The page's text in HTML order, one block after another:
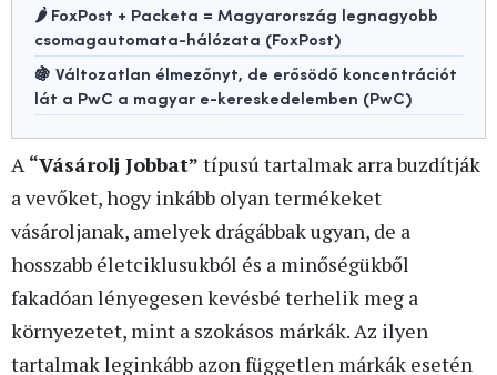
🌶️ FoxPost + Packeta = Magyarország legnagyobb
csomagautomata-hálózata (FoxPost)
🍇 Változatlan élmezőnyt, de erősödő koncentrációt
lát a PwC a magyar e-kereskedelemben (PwC)
A“Vásárolj Jobbat” típusú tartalmak arra buzdítják
a vevőket, hogy inkább olyan termékeket
vásároljanak, amelyek drágábbak ugyan, de a
hosszabb életciklusukból és a minőségükből
fakadóan lényegesen kevésbé terhelik meg a
környezetet, mint a szokásos márkák. Az ilyen
tartalmak leginkább azon független márkák esetén